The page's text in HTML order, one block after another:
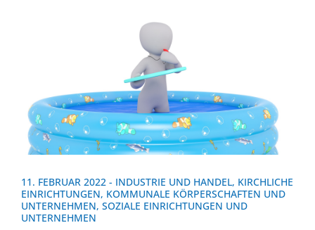
11. FEBRUAR 2022 - INDUSTRIE UND HANDEL, KIRCHLICHE
EINRICHTUNGEN, KOMMUNALE KÖRPERSCHAFTEN UND
UNTERNEHMEN, SOZIALE EINRICHTUNGEN UND
UNTERNEHMEN